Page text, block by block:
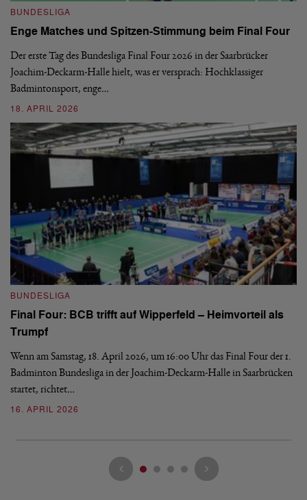
BUNDESLIGA
Enge Matches und Spitzen-Stimmung beim Final Four
Der erste Tag des Bundesliga Final Four 2026 in der Saarbrücker
Joachim-Deckarm-Halle hielt, was er versprach: Hochklassiger
Badmintonsport, enge…
18. APRIL 2026
BUNDESLIGA
Final Four: BCB trifft auf Wipperfeld – Heimvorteil als
Trumpf
Wenn am Samstag, 18. April 2026, um 16:00 Uhr das Final Four der 1.
Badminton Bundesliga in der Joachim-Deckarm-Halle in Saarbrücken
startet, richtet…
16. APRIL 2026